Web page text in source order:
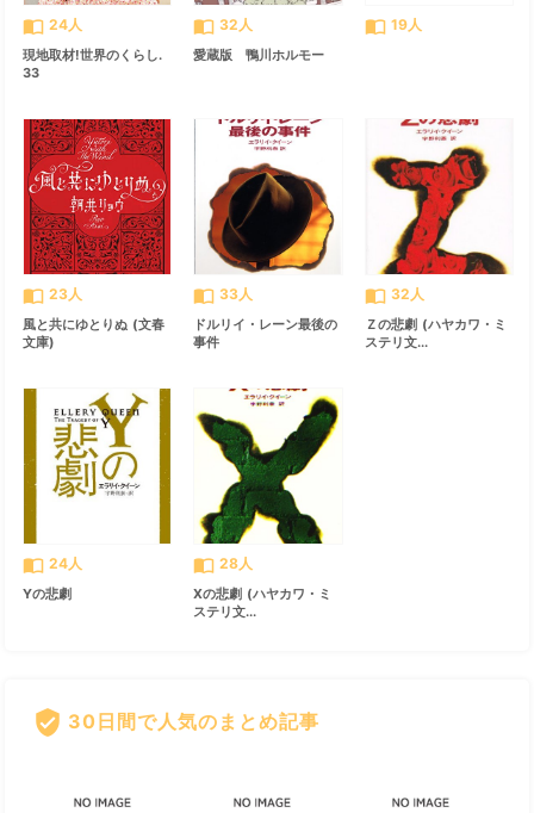
import_contacts 24人
現地取材!世界のくらし.
33
import_contacts 32人
愛蔵版 鴨川ホルモー
import_contacts 19人
import_contacts 23人
風と共にゆとりぬ (文春
文庫)
import_contacts 33人
ドルリイ・レーン最後の
事件
import_contacts 32人
Ｚの悲劇 (ハヤカワ・ミ
ステリ文...
import_contacts 24人
Yの悲劇
import_contacts 28人
Xの悲劇 (ハヤカワ・ミ
ステリ文...
verified_user 30日間で人気のまとめ記事